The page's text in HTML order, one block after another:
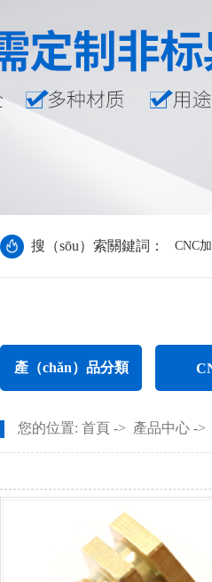
搜（sōu）索關鍵詞： CNC
產（chǎn）品分類
安全設
鋁件
您的位置: 首頁 -> 產品中心 ->